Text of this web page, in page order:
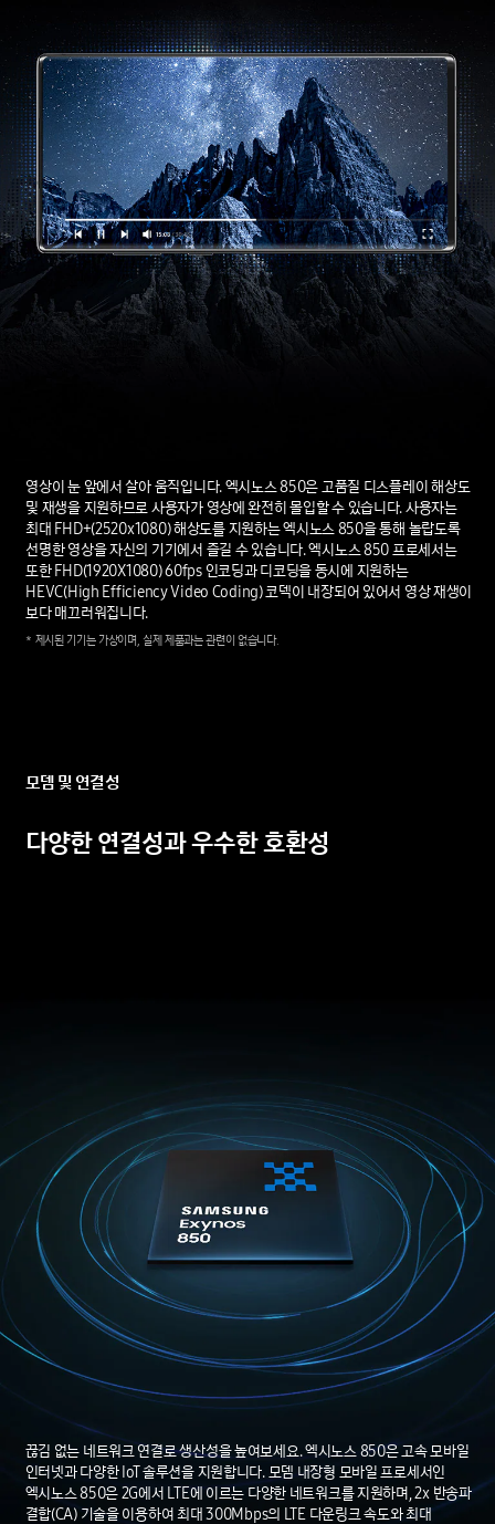
영상이 눈 앞에서 살아 움직입니다. 엑시노스 850은 고품질 디스플레이 해상도
및 재생을 지원하므로 사용자가 영상에 완전히 몰입할 수 있습니다. 사용자는
최대 FHD+(2520x1080) 해상도를 지원하는 엑시노스 850을 통해 놀랍도록
선명한 영상을 자신의 기기에서 즐길 수 있습니다. 엑시노스 850 프로세서는
또한 FHD(1920X1080) 60fps 인코딩과 디코딩을 동시에 지원하는
HEVC(High Efficiency Video Coding) 코덱이 내장되어 있어서 영상 재생이
보다 매끄러워집니다.
* 제시된 기기는 가상이며,실제제품과는관련이없습니다.
모뎀및연결성
다양한연결성과우수한호환성
끊김 없는 네트워크 연결로 생산성을 높여보세요. 엑시노스 850은 고속 모바일
인터넷과 다양한 IoT 솔루션을 지원합니다. 모뎀 내장형 모바일 프로세서인
엑시노스 850은 2G에서 LTE에 이르는 다양한 네트워크를 지원하며, 2x 반송파
결합(CA) 기술을 이용하여 최대 300Mbps의 LTE 다운링크 속도와 최대